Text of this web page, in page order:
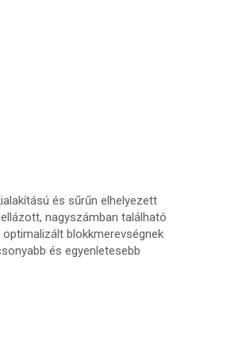
és sűrűn elhelyezett
nagyszámban található
blokkmerevségnek
és egyenletesebb